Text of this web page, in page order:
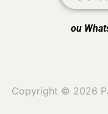
ou
Copyright © 2026